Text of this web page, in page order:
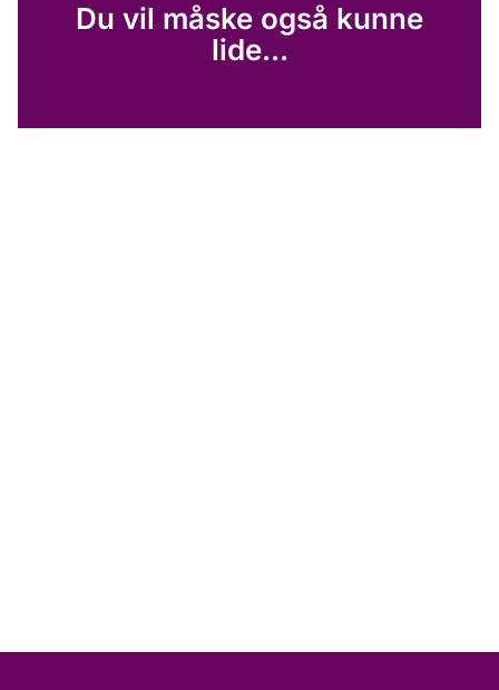
Du vil måske også kunne
lide...